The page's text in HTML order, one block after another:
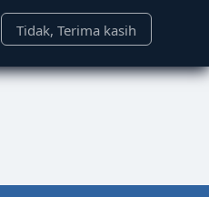
Tidak, Terima kasih